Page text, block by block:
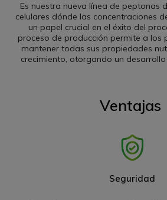
Es nuestra nueva línea de peptonas
celulares dónde las concentraciones
un papel crucial en el éxito del
proceso de producción permite a los
mantener todas sus propiedades
crecimiento, otorgando un
Ventajas
Seguridad